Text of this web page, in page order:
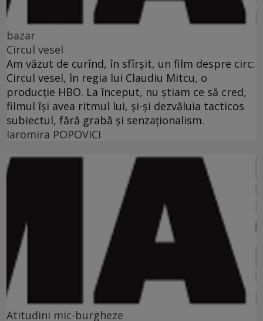
bazar
Circul vesel
Am văzut de curînd, în sfîrşit, un film despre circ:
Circul vesel, în regia lui Claudiu Mitcu, o
producţie HBO. La început, nu ştiam ce să cred,
filmul îşi avea ritmul lui, şi-şi dezvăluia tacticos
subiectul, fără grabă şi senzaţionalism.
Iaromira POPOVICI
Atitudini mic-burgheze